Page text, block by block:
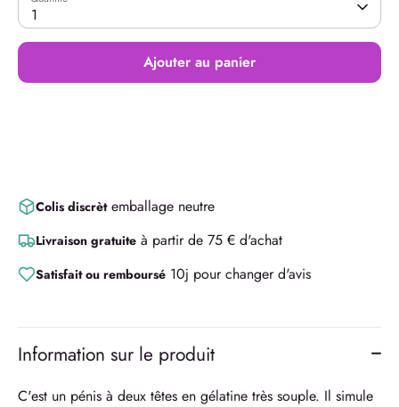
1
Ajouter au panier
Colis discrètemballage neutre
Livraison gratuite à partir de 75 € d'achat
Satisfait ou remboursé 10j pour changer d'avis
Information sur le produit
C'est un pénis à deux têtes en gélatine très souple. Il simule